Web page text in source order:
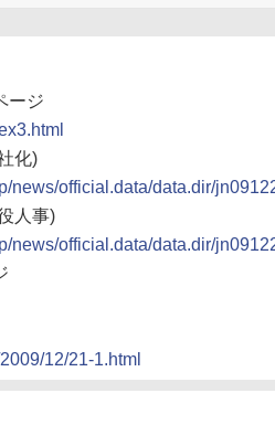
ージ
化)
news/official.data/data.dir/
人事)
news/official.data/data.dir/
12/21-1.html